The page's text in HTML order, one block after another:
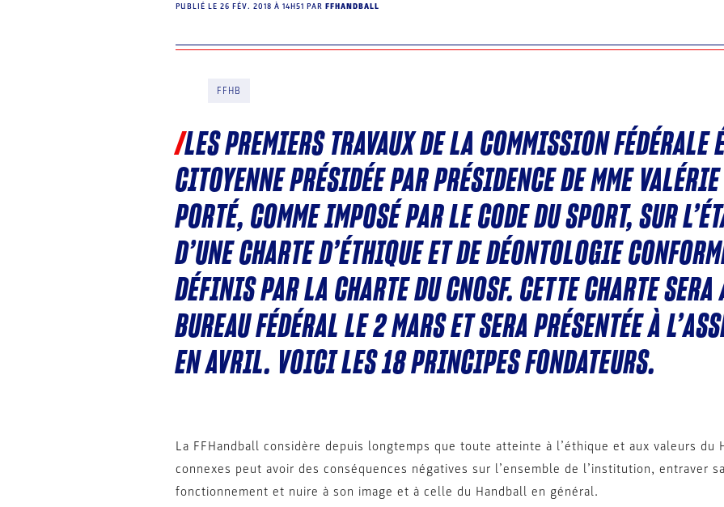
PUBLIÉ LE 26 FÉV. 2018 À 14H51 PAR FFHANDBALL
FFHB
LES PREMIERS TRAVAUX DE LA COMMISSION FÉDÉRALE
CITOYENNE PRÉSIDÉE PAR PRÉSIDENCE DE MME
PORTÉ, COMME IMPOSÉ PAR LE CODE DU SPORT, SUR
D’UNE CHARTE D’ÉTHIQUE ET DE DÉONTOLOGIE
DÉFINIS PAR LA CHARTE DU CNOSF. CETTE CHARTE SERA
BUREAU FÉDÉRAL LE 2 MARS ET SERA PRÉSENTÉE À
EN AVRIL. VOICI LES 18 PRINCIPES FONDATEURS.
La FFHandball considère depuis longtemps que toute atteinte à l’éthique et aux valeurs du
connexes peut avoir des conséquences négatives sur l’ensemble de l’institution, entraver
fonctionnement et nuire à son image et à celle du Handball en général.